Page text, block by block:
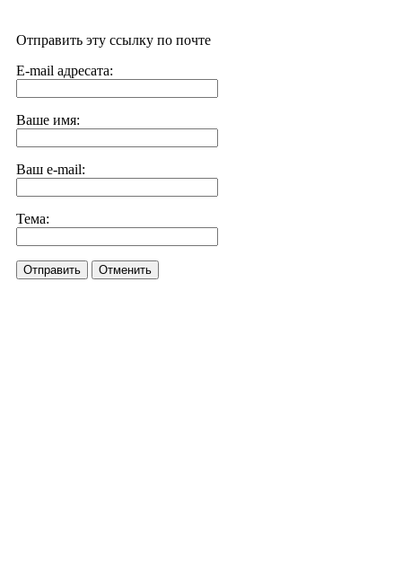
Отправить эту ссылку по почте
E-mail адресата:
Ваше имя:
Ваш e-mail:
Тема:
Отправить Отменить